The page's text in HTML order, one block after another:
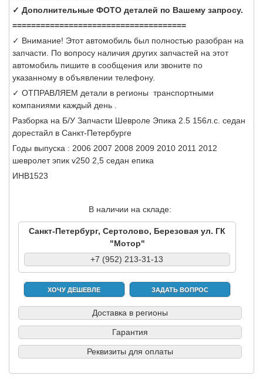
✓ Дополнительные ФОТО деталей по Вашему запросу.
=====================================
✓ Внимание! Этот автомобиль был полностью разобран на
запчасти. По вопросу наличия других запчастей на этот
автомобиль пишите в сообщения или звоните по
указанному в объявлении телефону.
✓ ОТПРАВЛЯЕМ детали в регионы транспортными
компаниями каждый день .
Разборка на Б/У Запчасти Шевроле Эпика 2.5 156л.с. седан
дорестайл в Санкт-Петербурге
Годы выпуска : 2006 2007 2008 2009 2010 2011 2012
шевролет эпик v250 2,5 седан епика
ИНВ1523
В наличии на складе:
Санкт-Петербург, Сертолово, Березовая ул. ГК
"Мотор"
+7 (952) 213-31-13
ХОЧУ ДЕШЕВЛЕ ЗАДАТЬ ВОПРОС
Доставка в регионы
Гарантия
Реквизиты для оплаты